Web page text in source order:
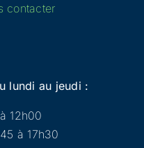
contacter
lundi au jeudi :
12h00
à 17h30